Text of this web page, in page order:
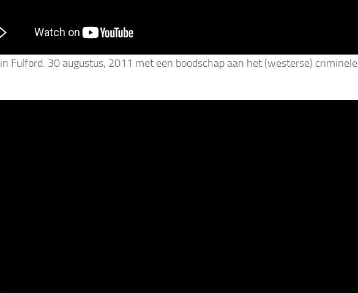
Fulford. 30 augustus, 2011 met een boodschap aan het (westerse) criminele